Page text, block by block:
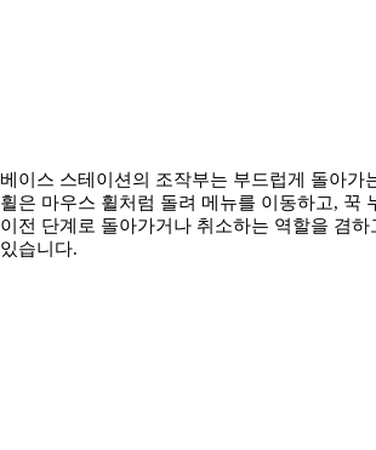
베이스 스테이션의 조작부는 부드럽게 돌아
휠은 마우스 휠처럼 돌려 메뉴를 이동하고, 꾹
이전 단계로 돌아가거나 취소하는 역할을 겸
있습니다.